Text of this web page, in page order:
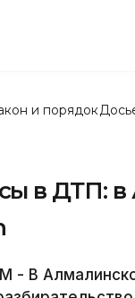
и порядок
в ДТП:
В